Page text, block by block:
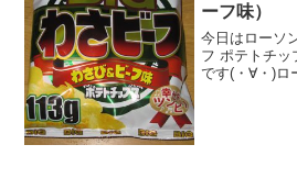
ーフ味）
今日はローソ
フ ポテトチッ
です(・∀・)ロ